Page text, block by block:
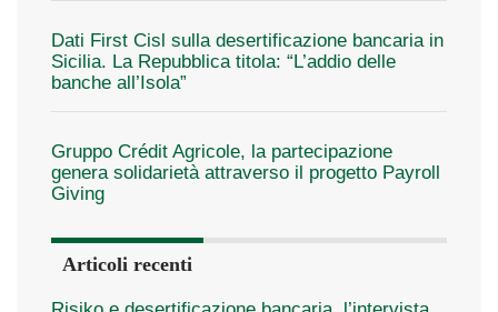
Dati First Cisl sulla desertificazione bancaria in
Sicilia. La Repubblica titola: “L’addio delle
banche all’Isola”
Gruppo Crédit Agricole, la partecipazione
genera solidarietà attraverso il progetto Payroll
Giving
Articoli recenti